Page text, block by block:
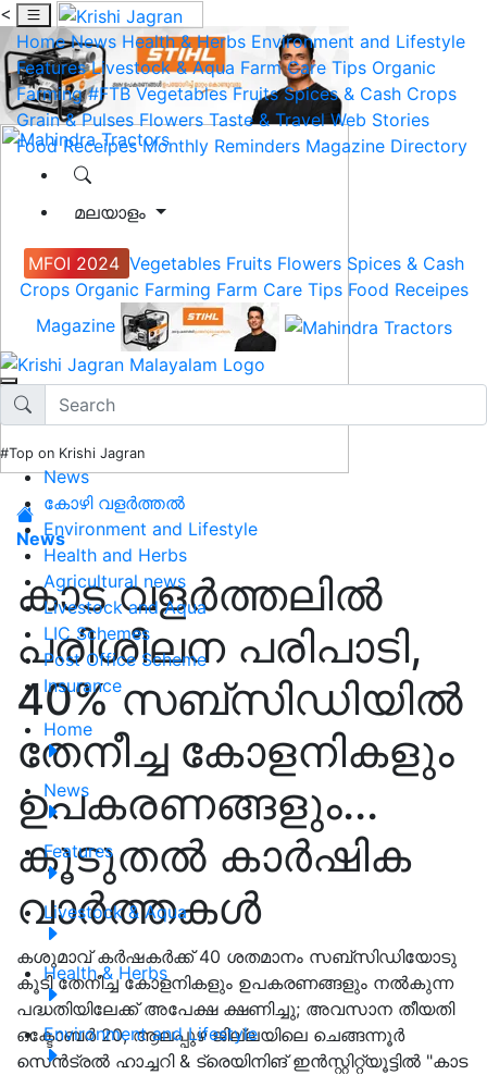
<
Home News Health & Herbs Environment and Lifestyle
Features Livestock & Aqua Farm Care Tips Organic
Farming #FTB Vegetables Fruits Spices & Cash Crops
Grain & Pulses Flowers Taste & Travel Web Stories
Food Receipes Monthly Reminders Magazine Directory
മലയാളം
MFOI 2024 Vegetables Fruits Flowers Spices & Cash
Crops Organic Farming Farm Care Tips Food Receipes
Magazine
#Top on Krishi Jagran
News
കോഴി വളർത്തൽ
Environment and Lifestyle
Health and Herbs
Agricultural news
Livestock and Aqua
LIC Schemes
Post Office Scheme
Insurance
Home
News
Features
Livestock & Aqua
Health & Herbs
Environment and Lifestyle
News
കാട വളർത്തലിൽ
പരിശീലന പരിപാടി,
40% സബ്‌സിഡിയിൽ
തേനീച്ച കോളനികളും
ഉപകരണങ്ങളും...
കൂടുതൽ കാർഷിക
വാർത്തകൾ
കശുമാവ് കര്‍ഷകര്‍ക്ക് 40 ശതമാനം സബ്‌സിഡിയോടു
കൂടി തേനീച്ച കോളനികളും ഉപകരണങ്ങളും നല്‍കുന്ന
പദ്ധതിയിലേക്ക് അപേക്ഷ ക്ഷണിച്ചു; അവസാന തീയതി
ഒക്ടോബർ 20, ആലപ്പുഴ ജില്ലയിലെ ചെങ്ങന്നൂര്‍
സെന്‍ട്രല്‍ ഹാച്ചറി & ട്രെയിനിങ് ഇൻസ്റ്റിറ്റ്യൂട്ടിൽ "കാട